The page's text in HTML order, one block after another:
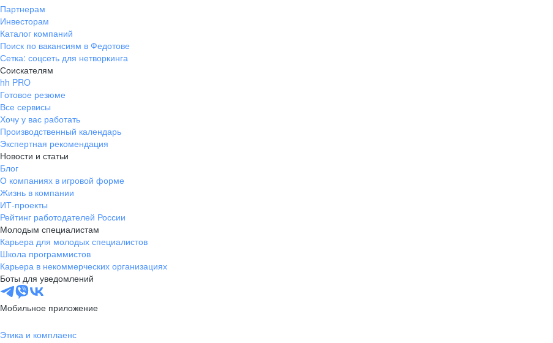
Партнерам
Инвесторам
Каталог компаний
Поиск по вакансиям в Федотове
Сетка: соцсеть для нетворкинга
Соискателям
hh PRO
Готовое резюме
Все сервисы
Хочу у вас работать
Производственный календарь
Экспертная рекомендация
Новости и статьи
Блог
О компаниях в игровой форме
Жизнь в компании
ИТ-проекты
Рейтинг работодателей России
Молодым специалистам
Карьера для молодых специалистов
Школа программистов
Карьера в некоммерческих организациях
Боты для уведомлений
Мобильное приложение
Этика и комплаенс